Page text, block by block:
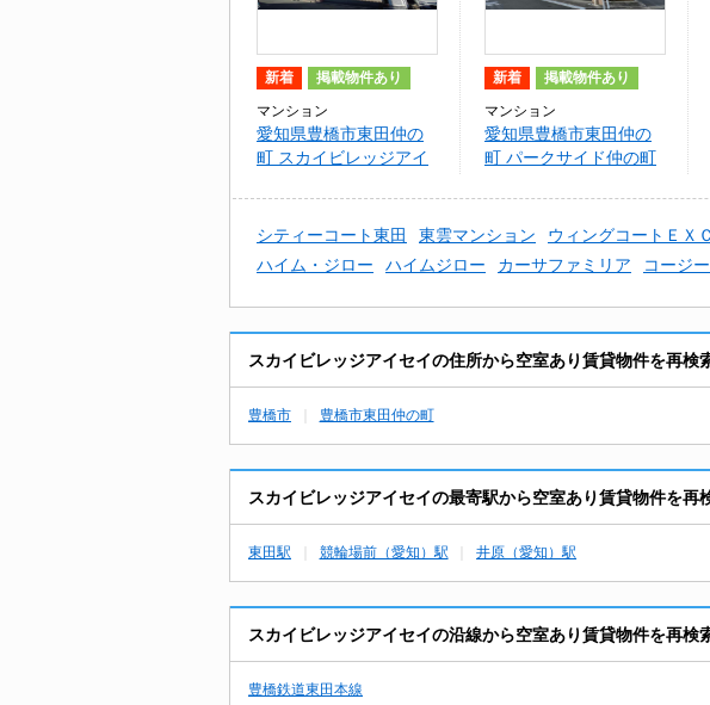
新着 掲載物件あり
マンション
愛知県豊橋市東田仲の
町 スカイビレッジアイ
新着 掲載物件あり
マンション
愛知県豊橋市東田仲の
町 パークサイド仲の町
シティーコート東田 東雲マンション ウィングコートＥＸ
ハイム・ジロー
ハイムジロー カーサファミリア コージ
スカイビレッジアイセイの住所から空室あり賃貸物件を再検
豊橋市 豊橋市東田仲の町
スカイビレッジアイセイの最寄駅から空室あり賃貸物件を再
東田駅 競輪場前（愛知）駅 井原（愛知）駅
スカイビレッジアイセイの沿線から空室あり賃貸物件を再検
豊橋鉄道東田本線